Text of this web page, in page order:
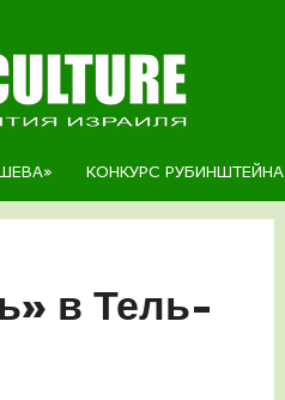
КОНКУРС РУБИНШТЕЙНА
в Тель-